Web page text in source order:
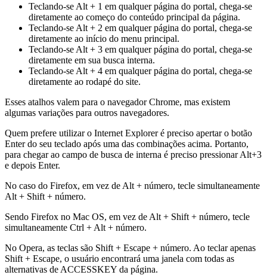
Teclando-se Alt + 1 em qualquer página do portal, chega-se
diretamente ao começo do conteúdo principal da página.
Teclando-se Alt + 2 em qualquer página do portal, chega-se
diretamente ao início do menu principal.
Teclando-se Alt + 3 em qualquer página do portal, chega-se
diretamente em sua busca interna.
Teclando-se Alt + 4 em qualquer página do portal, chega-se
diretamente ao rodapé do site.
Esses atalhos valem para o navegador Chrome, mas existem
algumas variações para outros navegadores.
Quem prefere utilizar o Internet Explorer é preciso apertar o botão
Enter do seu teclado após uma das combinações acima. Portanto,
para chegar ao campo de busca de interna é preciso pressionar Alt+3
e depois Enter.
No caso do Firefox, em vez de Alt + número, tecle simultaneamente
Alt + Shift + número.
Sendo Firefox no Mac OS, em vez de Alt + Shift + número, tecle
simultaneamente Ctrl + Alt + número.
No Opera, as teclas são Shift + Escape + número. Ao teclar apenas
Shift + Escape, o usuário encontrará uma janela com todas as
alternativas de ACCESSKEY da página.